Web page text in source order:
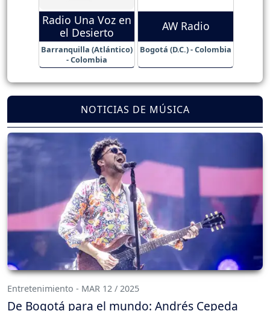
Radio Una Voz en
el Desierto
Barranquilla (Atlántico)
- Colombia
AW Radio
Bogotá (D.C.) - Colombia
NOTICIAS DE MÚSICA
Entretenimiento - MAR 12 / 2025
De Bogotá para el mundo: Andrés Cepeda